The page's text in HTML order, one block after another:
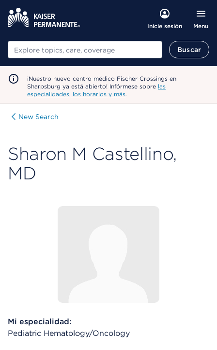
Inicie sesión Menu
Buscar Buscar
¡Nuestro nuevo centro médico Fischer Crossings en
Sharpsburg ya está abierto! Infórmese sobre las
especialidades, los horarios y más.
New Search
Sharon M Castellino,
MD
Mi especialidad:
Pediatric Hematology/Oncology